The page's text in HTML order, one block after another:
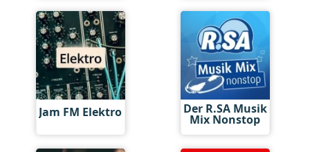
Jam FM Elektro Der R.SA Musik
Mix Nonstop